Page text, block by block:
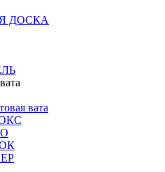
ДОСКА
вата